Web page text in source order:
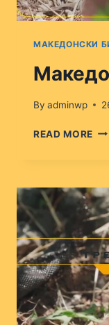
МАКЕДОНСКИ
By adminwp
READ MORE